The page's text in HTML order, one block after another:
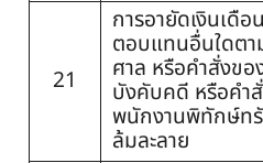
21
การอายัดเงินเดือ
ตอบแทนอื่นใดตา
ศาล หรือคำสั่งขอ
บังคับคดี หรือคำสั่
พนักงานพิทักษ์ท
ล้มละลาย